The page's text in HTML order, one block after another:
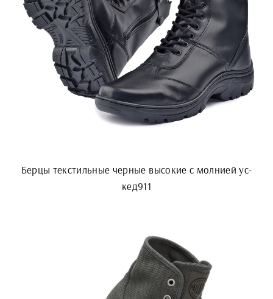
Берцы текстильные черные высокие с молнией ус-
кед911